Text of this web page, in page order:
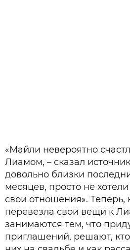
«Майли невероятно
Лиамом, – сказал
довольно близки
месяцев, просто не
свои отношения». Теперь,
перевезла свои вещи к
занимаются тем, что
приглашений, решают, кто